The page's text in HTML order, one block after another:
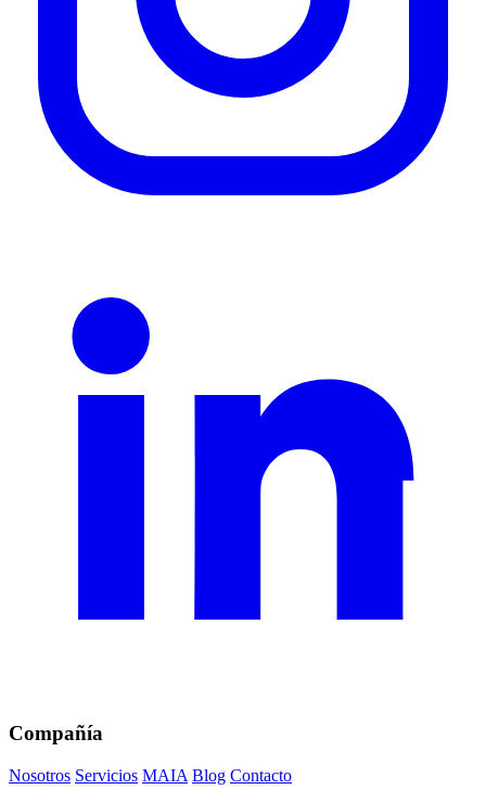
Compañía
Nosotros Servicios MAIA Blog Contacto